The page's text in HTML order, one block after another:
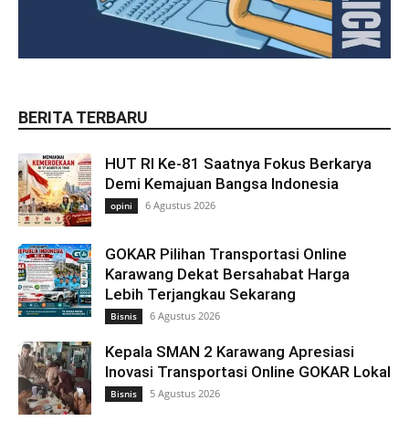
BERITA TERBARU
HUT RI Ke-81 Saatnya Fokus Berkarya
Demi Kemajuan Bangsa Indonesia
opini 6 Agustus 2026
GOKAR Pilihan Transportasi Online
Karawang Dekat Bersahabat Harga
Lebih Terjangkau Sekarang
Bisnis 6 Agustus 2026
Kepala SMAN 2 Karawang Apresiasi
Inovasi Transportasi Online GOKAR Lokal
Bisnis 5 Agustus 2026